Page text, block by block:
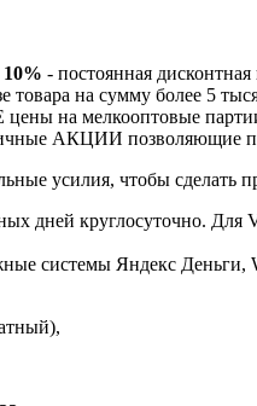
- постоянная
товара на сумму более 5
на мелкооптовые партии
АКЦИИ
усилия, чтобы сделать
дней круглосуточно.
системы Яндекс